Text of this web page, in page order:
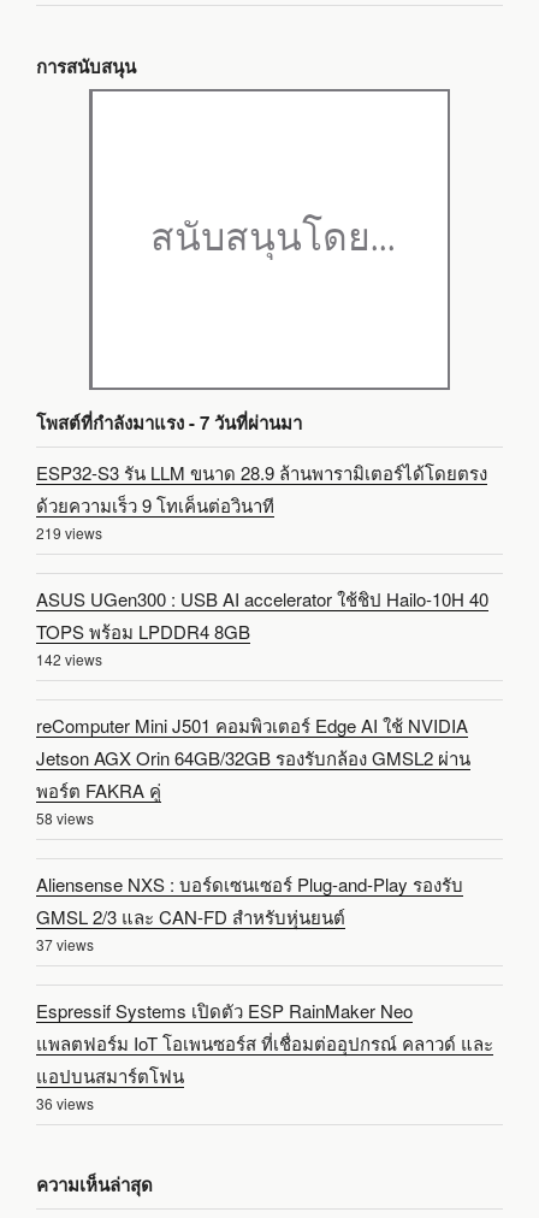
การสนับสนุน
โพสต์ที่กำลังมาแรง - 7 วันที่ผ่านมา
ESP32-S3 รัน LLM ขนาด 28.9 ล้านพารามิเตอร์ได้โดยตรง
ด้วยความเร็ว 9 โทเค็นต่อวินาที
219 views
ASUS UGen300 : USB AI accelerator ใช้ชิป Hailo-10H 40
TOPS พร้อม LPDDR4 8GB
142 views
reComputer Mini J501 คอมพิวเตอร์ Edge AI ใช้ NVIDIA
Jetson AGX Orin 64GB/32GB รองรับกล้อง GMSL2 ผ่าน
พอร์ต FAKRA คู่
58 views
Aliensense NXS : บอร์ดเซนเซอร์ Plug-and-Play รองรับ
GMSL 2/3 และ CAN-FD สำหรับหุ่นยนต์
37 views
Espressif Systems เปิดตัว ESP RainMaker Neo
แพลตฟอร์ม IoT โอเพนซอร์ส ที่เชื่อมต่ออุปกรณ์ คลาวด์ และ
แอปบนสมาร์ตโฟน
36 views
ความเห็นล่าสุด